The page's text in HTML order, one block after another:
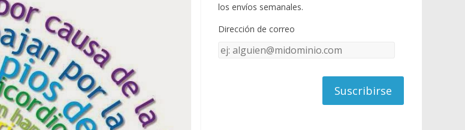
o
k e
C
los envíos semanales.
Dirección de correo
Dirección